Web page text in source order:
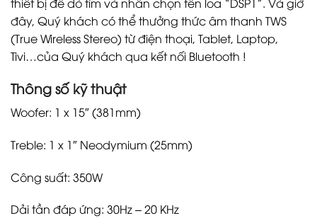
đây, Quý khách có thể thưởng thức âm thanh TWS
(True Wireless Stereo) từ điện thoại, Tablet, Laptop,
Tivi…của Quý khách qua kết nối Bluetooth !
Thông số kỹ thuật
Woofer: 1 x 15″ (381mm)
Treble: 1 x 1″ Neodymium (25mm)
Công suất: 350W
Dải tần đáp ứng: 30Hz – 20 KHz